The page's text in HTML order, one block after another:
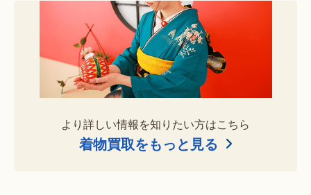
より詳しい情報を知りたい方はこちら
着物買取をもっと見る